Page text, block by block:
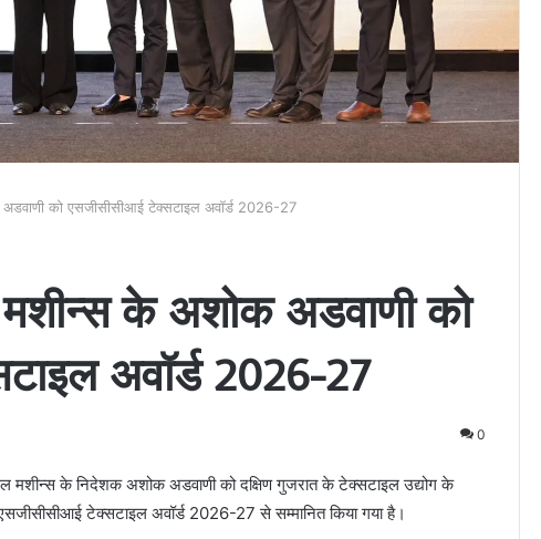
को एसजीसीसीआई टेक्सटाइल अवॉर्ड 2026-27
के अशोक अडवाणी को
अवॉर्ड 2026-27
0
मशीन्स के निदेशक अशोक अडवाणी को दक्षिण गुजरात के टेक्सटाइल उद्योग के
टेक्सटाइल अवॉर्ड 2026-27 से सम्मानित किया गया है।